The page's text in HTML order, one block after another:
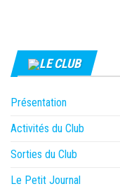
LE CLUB
Présentation
Activités du Club
Sorties du Club
Le Petit Journal